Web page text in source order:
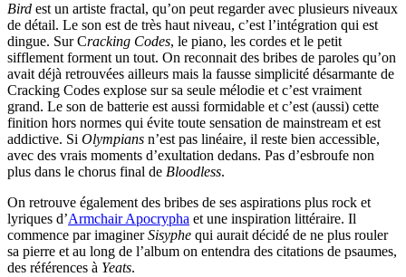
Bird est un artiste fractal, qu’on peut regarder avec plusieurs niveaux
de détail. Le son est de très haut niveau, c’est l’intégration qui est
dingue. Sur Cracking Codes, le piano, les cordes et le petit
sifflement forment un tout. On reconnait des bribes de paroles qu’on
avait déjà retrouvées ailleurs mais la fausse simplicité désarmante de
Cracking Codes explose sur sa seule mélodie et c’est vraiment
grand. Le son de batterie est aussi formidable et c’est (aussi) cette
finition hors normes qui évite toute sensation de mainstream et est
addictive. Si Olympians n’est pas linéaire, il reste bien accessible,
avec des vrais moments d’exultation dedans. Pas d’esbroufe non
plus dans le chorus final de Bloodless.
On retrouve également des bribes de ses aspirations plus rock et
lyriques d’Armchair Apocrypha et une inspiration littéraire. Il
commence par imaginerSisyphe qui aurait décidé de ne plus rouler
sa pierre et au long de l’album on entendra des citations de psaumes,
des références à Yeats.